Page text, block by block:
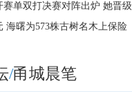
赛单双打决赛对阵出炉 她晋级
海曙为573株古树名木上保险
/甬城晨笔